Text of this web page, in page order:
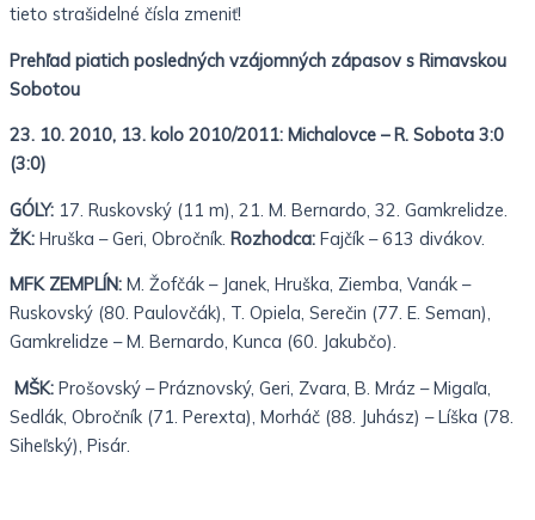
tieto strašidelné čísla zmeniť!
Prehľad piatich posledných vzájomných zápasov s Rimavskou
Sobotou
23. 10. 2010, 13. kolo 2010/2011: Michalovce – R. Sobota 3:0
(3:0)
GÓLY: 17. Ruskovský (11 m), 21. M. Bernardo, 32. Gamkrelidze.
ŽK: Hruška – Geri, Obročník. Rozhodca: Fajčík – 613 divákov.
MFK ZEMPLÍN: M. Žofčák – Janek, Hruška, Ziemba, Vanák –
Ruskovský (80. Paulovčák), T. Opiela, Serečin (77. E. Seman),
Gamkrelidze – M. Bernardo, Kunca (60. Jakubčo).
MŠK: Prošovský – Práznovský, Geri, Zvara, B. Mráz – Migaľa,
Sedlák, Obročník (71. Perexta), Morháč (88. Juhász) – Líška (78.
Siheľský), Pisár.